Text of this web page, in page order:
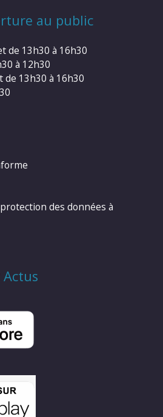
au public
de 13h30 à 16h30
à 12h30
de 13h30 à 16h30
des données à
Actus